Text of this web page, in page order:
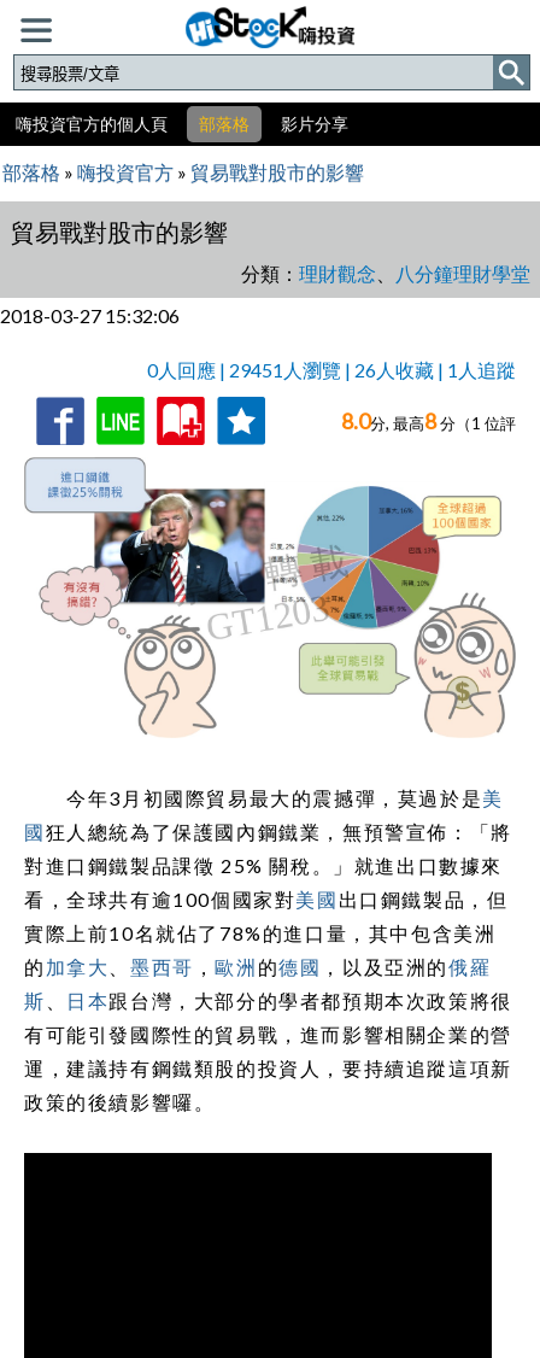
嗨投資官方的個人頁 部落格 影片分享
部落格 » 嗨投資官方 » 貿易戰對股市的影響
貿易戰對股市的影響
分類： 理財觀念
八分鐘理財學堂
2018-03-27 15:32:06
0人回應 | 29451人瀏覽 | 26人收藏 | 1人追蹤
收 追 8.0分, 最高8分（1 位評
今年3月初國際貿易最大的震撼彈，莫過於是美
國狂人總統為了保護國內鋼鐵業，無預警宣佈：「將
對進口鋼鐵製品課徵 25% 關稅。」就進出口數據來
看，全球共有逾100個國家對美國 出口鋼鐵製品，但
實際上前10名就佔了78%的進口量，其中包含美洲
的 加拿大 、墨西哥 ，歐洲 的德國 ，以及亞洲的俄羅
斯
日本跟台灣，大部分的學者都預期本次政策將很
有可能引發國際性的貿易戰，進而影響相關企業的營
運，建議持有鋼鐵類股的投資人，要持續追蹤這項新
政策的後續影響囉。